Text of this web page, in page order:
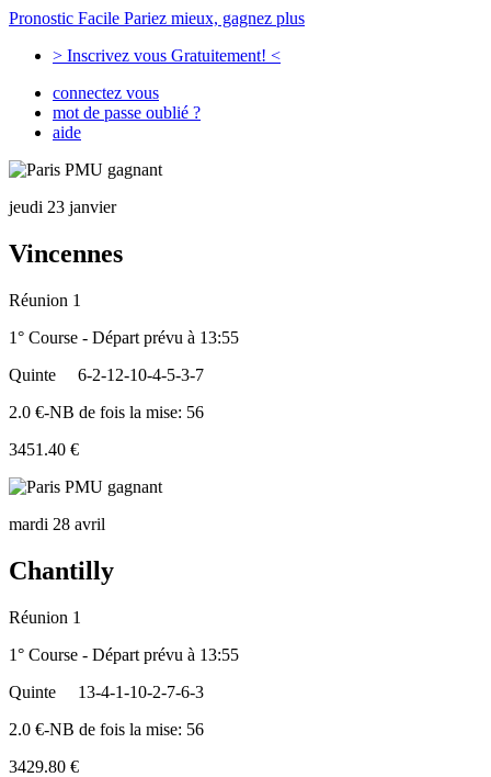
Pronostic Facile Pariez mieux, gagnez plus
> Inscrivez vous Gratuitement! <
connectez vous
mot de passe oublié ?
aide
jeudi 23 janvier
Vincennes
Réunion 1
1° Course - Départ prévu à 13:55
Quinte
6-2-12-10-4-5-3-7
2.0 €-NB de fois la mise: 56
3451.40 €
mardi 28 avril
Chantilly
Réunion 1
1° Course - Départ prévu à 13:55
Quinte
13-4-1-10-2-7-6-3
2.0 €-NB de fois la mise: 56
3429.80 €